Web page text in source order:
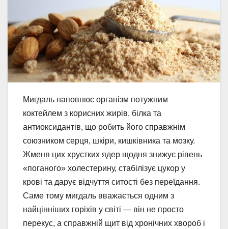
Мигдаль наповнює організм потужним
коктейлем з корисних жирів, білка та
антиоксидантів, що робить його справжнім
союзником серця, шкіри, кишківника та мозку.
Жменя цих хрустких ядер щодня знижує рівень
«поганого» холестерину, стабілізує цукор у
крові та дарує відчуття ситості без переїдання.
Саме тому мигдаль вважається одним з
найцінніших горіхів у світі — він не просто
перекус, а справжній щит від хронічних хвороб і